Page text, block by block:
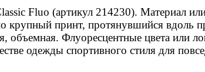
Fluo (артикул 214230). Материал
крупный принт, протянувшийся вдоль
Флуоресцентные цвета или
одежды спортивного стиля для